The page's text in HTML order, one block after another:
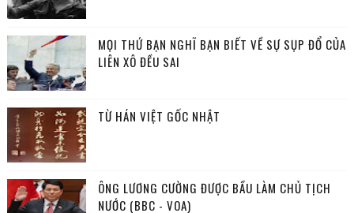
MỌI THỨ BẠN NGHĨ BẠN BIẾT VỀ SỰ SỤP ĐỔ CỦA
LIÊN XÔ ĐỀU SAI
TỪ HÁN VIỆT GỐC NHẬT
ÔNG LƯƠNG CƯỜNG ĐƯỢC BẦU LÀM CHỦ TỊCH
NƯỚC (BBC - VOA)